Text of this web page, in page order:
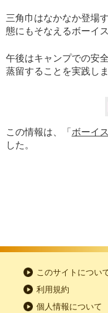
三角巾はなかなか登場
態にもそなえるボーイ
午後はキャンプでの安
蒸留することを実践し
この情報は、「 ボーイ
した。
このサイトについ
利用規約
個人情報について